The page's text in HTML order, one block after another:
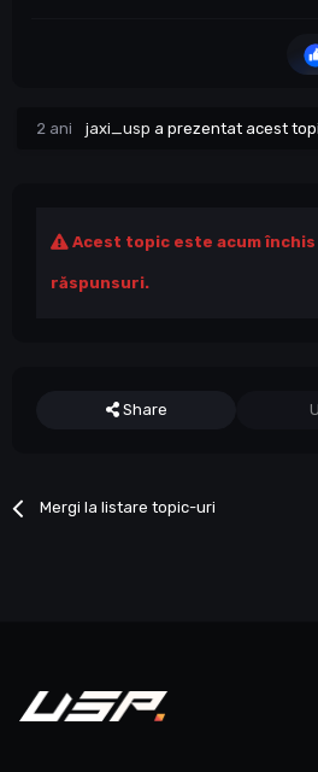
2 ani jaxi_usp a prezentat acest
Acest topic este acum
răspunsuri.
Share
Mergi la listare topic-uri